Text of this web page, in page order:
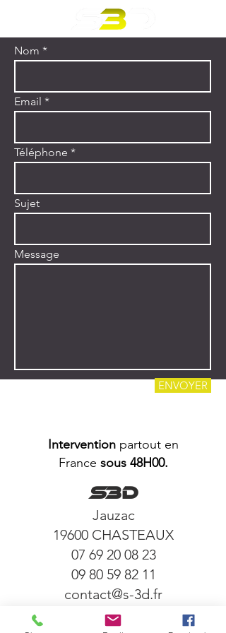
Nom
Email
Téléphone
Sujet
Message
ENVOYER
Intervention partout en
France sous 48H00.
S3D
Jauzac
19600 CHASTEAUX
07 69 20 08 23
09 80 59 82 11
contact@s-3d.fr